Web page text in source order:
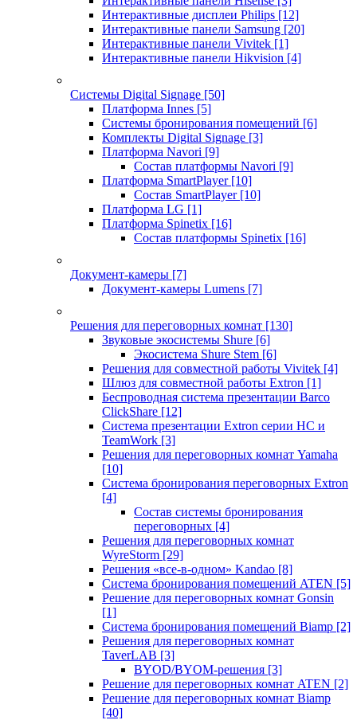
Интерактивные дисплеи Philips [12]
Интерактивные панели Samsung [20]
Интерактивные панели Vivitek [1]
Интерактивные панели Hikvision [4]
Системы Digital Signage [50]
Платформа Innes [5]
Системы бронирования помещений [6]
Комплекты Digital Signage [3]
Платформа Navori [9]
Состав платформы Navori [9]
Платформа SmartPlayer [10]
Состав SmartPlayer [10]
Платформа LG [1]
Платформа Spinetix [16]
Состав платформы Spinetix [16]
Документ-камеры [7]
Документ-камеры Lumens [7]
Решения для переговорных комнат [130]
Звуковые экосистемы Shure [6]
Экосистема Shure Stem [6]
Решения для совместной работы Vivitek [4]
Шлюз для совместной работы Extron [1]
Беспроводная система презентации Barco
ClickShare [12]
Система презентации Extron серии HC и
TeamWork [3]
Решения для переговорных комнат Yamaha
[10]
Система бронирования переговорных Extron
[4]
Состав системы бронирования
переговорных [4]
Решения для переговорных комнат
WyreStorm [29]
Решения «все-в-одном» Kandao [8]
Система бронирования помещений ATEN [5]
Решение для переговорных комнат Gonsin
[1]
Система бронирования помещений Biamp [2]
Решения для переговорных комнат
TaverLAB [3]
BYOD/BYOM-решения [3]
Решение для переговорных комнат ATEN [2]
Решение для переговорных комнат Biamp
[40]